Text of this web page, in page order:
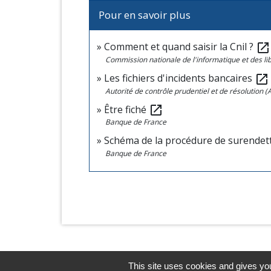
Pour en savoir plus
Comment et quand saisir la Cnil ? open_in_new
Commission nationale de l'informatique et des
Les fichiers d'incidents bancaires open_in_new
Autorité de contrôle prudentiel et de résolution
Être fiché open_in_new
Banque de France
Schéma de la procédure de
Banque de France
This site uses cookies and gives